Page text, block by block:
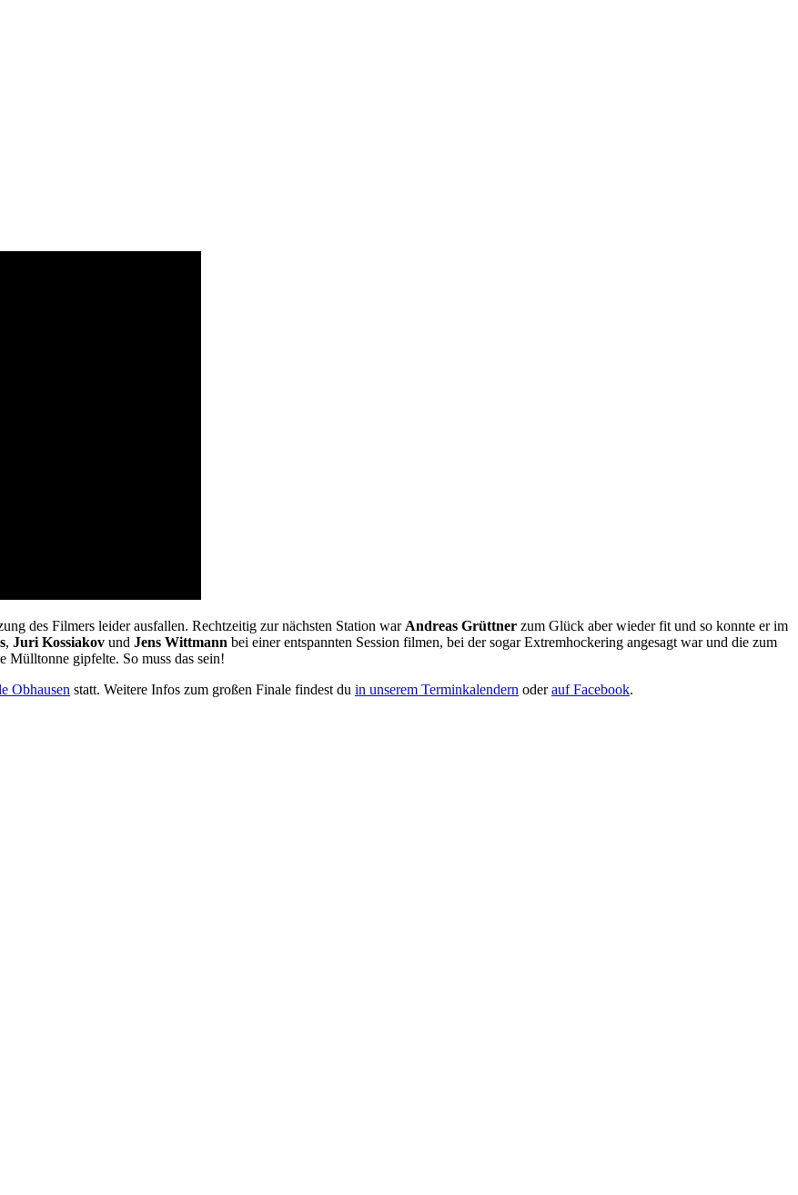
des Filmers leider ausfallen. Rechtzeitig zur nächsten Station war Andreas Grüttner zum Glück aber wieder fit und so konnte er im
, Juri Kossiakov und Jens Wittmann bei einer entspannten Session filmen, bei der sogar Extremhockering angesagt war und die zum
Mülltonne gipfelte. So muss das sein!
Obhausen statt. Weitere Infos zum großen Finale findest du in unserem Terminkalendern oderauf Facebook.